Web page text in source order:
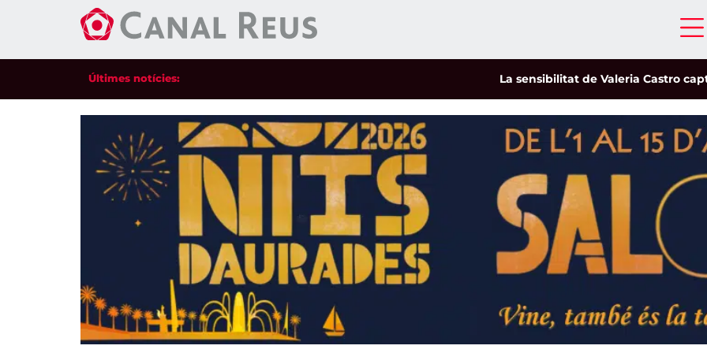
Últimes notícies: La sensibilitat de Valeria Castro captiva